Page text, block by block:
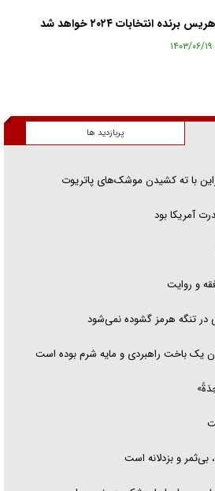
انتخابات ۲۰۲۴ خواهد شد
پربازدید ها
با ته کشیدن موشک‌های پاتریوت
آمریکا بود
و روایت
تنگه هرمز گشوده نمی‌شود
یک باخت راهبردی و مایه شرم بوده است
بی‌ثمر و بزدلانه است